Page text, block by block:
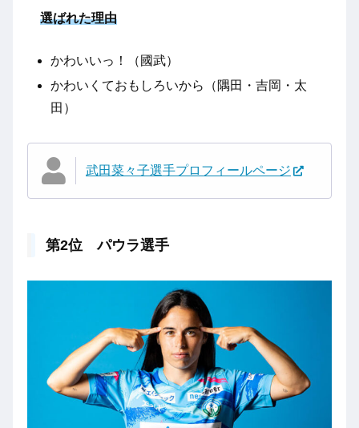
選ばれた理由
かわいいっ！（國武）
かわいくておもしろいから（隅田・吉岡・太
田）
武田菜々子選手プロフィールページ
第2位 パウラ選手